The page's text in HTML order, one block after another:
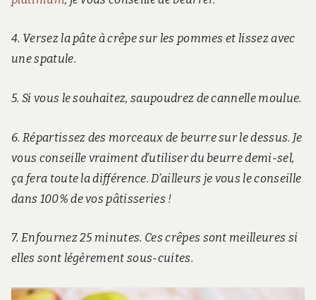
4. Versez la pâte à crêpe sur les pommes et lissez avec
une spatule.
5. Si vous le souhaitez, saupoudrez de cannelle moulue.
6. Répartissez des morceaux de beurre sur le dessus. Je
vous conseille vraiment d’utiliser du beurre demi-sel,
ça fera toute la différence. D’ailleurs je vous le conseille
dans 100% de vos pâtisseries !
7. Enfournez 25 minutes. Ces crêpes sont meilleures si
elles sont légèrement sous-cuites.